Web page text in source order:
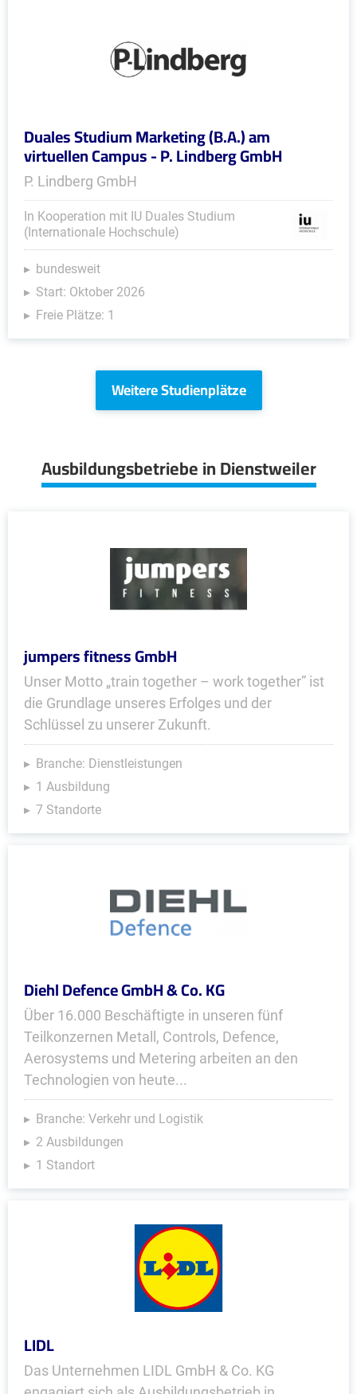
Duales Studium Marketing (B.A.) am
virtuellen Campus - P. Lindberg GmbH
P. Lindberg GmbH
In Kooperation mit IU Duales Studium
(Internationale Hochschule)
bundesweit
Start: Oktober 2026
Freie Plätze: 1
Weitere Studienplätze
Ausbildungsbetriebe in Dienstweiler
jumpers fitness GmbH
Unser Motto „train together – work together” ist
die Grundlage unseres Erfolges und der
Schlüssel zu unserer Zukunft.
Branche: Dienstleistungen
1 Ausbildung
7 Standorte
Diehl Defence GmbH & Co. KG
Über 16.000 Beschäftigte in unseren fünf
Teilkonzernen Metall, Controls, Defence,
Aerosystems und Metering arbeiten an den
Technologien von heute...
Branche: Verkehr und Logistik
2 Ausbildungen
1 Standort
LIDL
Das Unternehmen LIDL GmbH & Co. KG